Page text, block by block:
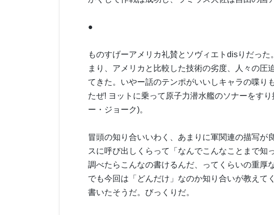
●
ものすげーアメリカ礼賛とソヴィエトdisりだっ
まり、アメリカと比較した技術の劣度、人々の
てきた。いやー話のテンポがいいしキャラの喋り
たぜ! ヨットに乗って原子力潜水艦のソナーをす
ー・ジョーク)。
冒頭の知り合いいわく、あまりに軍関連の描写が
スに呼び出しくらって「なんでこんなことまで知
調べたらこんなの書けるんだ、ってくらいの重厚
でも今回は「どんだけ」なのか知り合いが教えて
書いたそうだ。びっくりだ。